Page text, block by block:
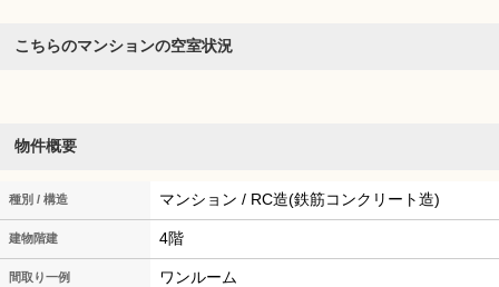
こちらのマンションの空室状況
物件概要
種別 / 構造 マンション / RC造(鉄筋コンクリート造)
建物階建 4階
間取り一例 ワンルーム